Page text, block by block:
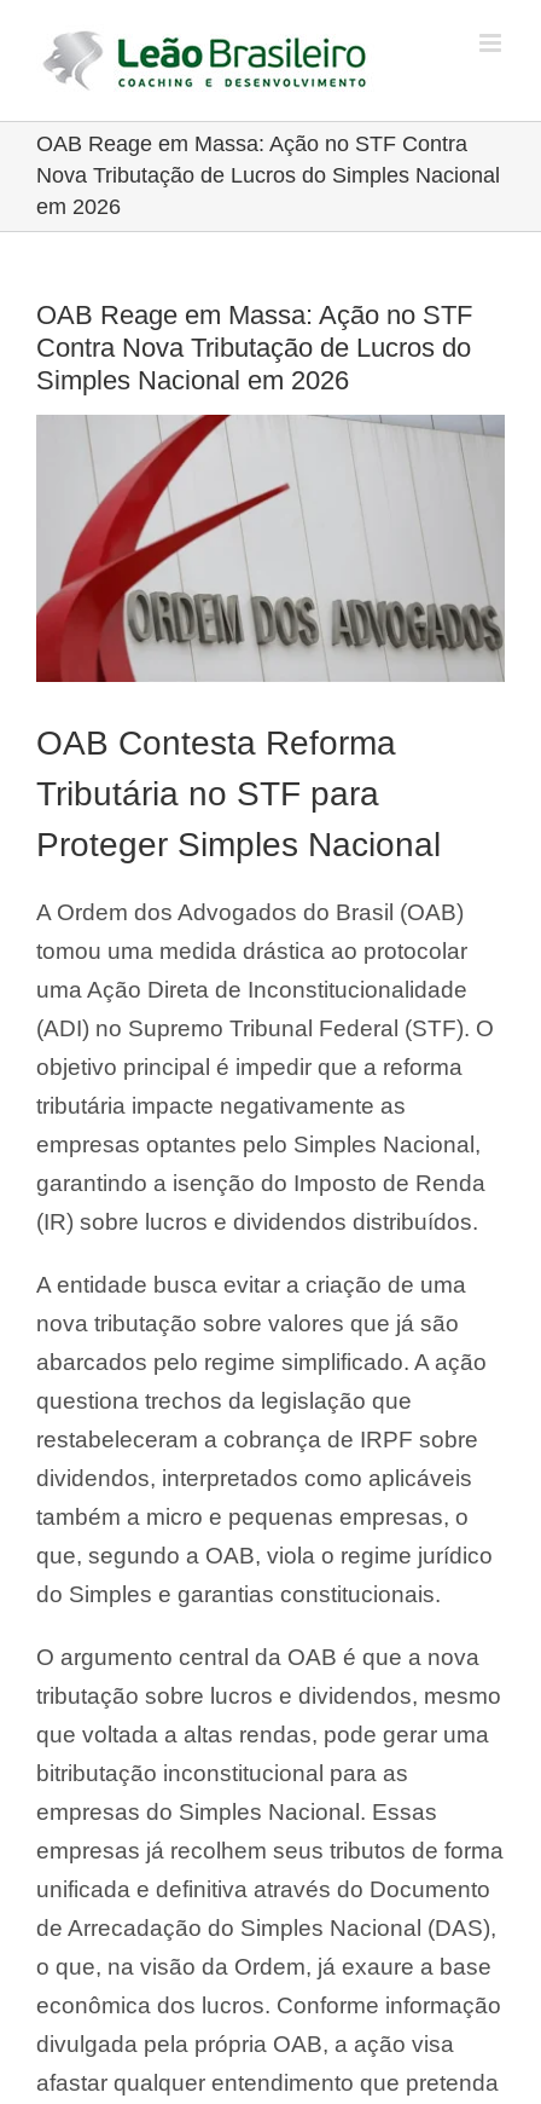
para
conteúdo
OAB Reage em Massa: Ação no STF Contra
Nova Tributação de Lucros do Simples Nacional
em 2026
OAB Reage em Massa: Ação no STF
Contra Nova Tributação de Lucros do
Simples Nacional em 2026
Larger
Image
OAB Contesta Reforma
Tributária no STF para
Proteger Simples Nacional
A Ordem dos Advogados do Brasil (OAB)
tomou uma medida drástica ao protocolar
uma Ação Direta de Inconstitucionalidade
(ADI) no Supremo Tribunal Federal (STF). O
objetivo principal é impedir que a reforma
tributária impacte negativamente as
empresas optantes pelo Simples Nacional,
garantindo a isenção do Imposto de Renda
(IR) sobre lucros e dividendos distribuídos.
A entidade busca evitar a criação de uma
nova tributação sobre valores que já são
abarcados pelo regime simplificado. A ação
questiona trechos da legislação que
restabeleceram a cobrança de IRPF sobre
dividendos, interpretados como aplicáveis
também a micro e pequenas empresas, o
que, segundo a OAB, viola o regime jurídico
do Simples e garantias constitucionais.
O argumento central da OAB é que a nova
tributação sobre lucros e dividendos, mesmo
que voltada a altas rendas, pode gerar uma
bitributação inconstitucional para as
empresas do Simples Nacional. Essas
empresas já recolhem seus tributos de forma
unificada e definitiva através do Documento
de Arrecadação do Simples Nacional (DAS),
o que, na visão da Ordem, já exaure a base
econômica dos lucros. Conforme informação
divulgada pela própria OAB, a ação visa
afastar qualquer entendimento que pretenda